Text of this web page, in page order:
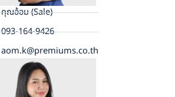
คุณอ้อม (Sale)
093-164-9426
aom.k@premiums.co.th